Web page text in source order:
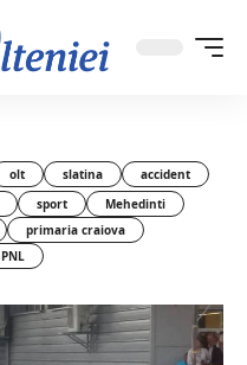
olt slatina
accident
sport
Mehedinti
primaria craiova
PNL